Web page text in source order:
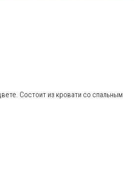
Состоит из кровати со спальным